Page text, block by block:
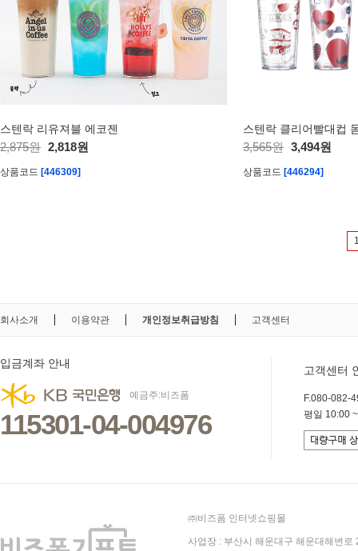
스텐락 리유져블 에코젠
2,875원 2,818원
상품코드 [446309]
스텐락 클리어빨대컵
3,565원 3,494원
상품코드 [446294]
회사소개 이용약관 개인정보취급방침 고객센터
입금계좌 안내
예금주:비즈폼
115301-04-004976
고객센터
F.080-082-
평일 10:00
㈜비즈폼 인터넷쇼핑몰
사업장 : 부산시 해운대구 해운대해변